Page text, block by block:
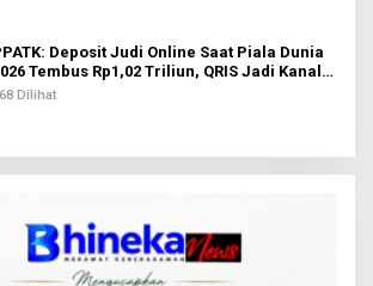
Deposit Judi Online Saat Piala Dunia
Tembus Rp1,02 Triliun, QRIS Jadi Kanal
Dilihat